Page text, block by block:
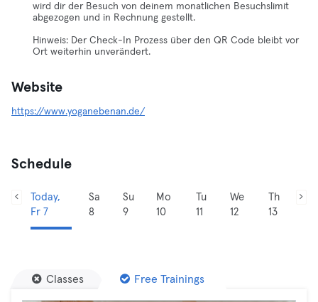
wird dir der Besuch von deinem monatlichen Besuchslimit
abgezogen und in Rechnung gestellt.
Hinweis: Der Check-In Prozess über den QR Code bleibt vor
Ort weiterhin unverändert.
Website
https://www.yoganebenan.de/
Schedule
Today,
Fr 7
Sa
8
Su
9
Mo
10
Tu
11
We
12
Th
13
Classes Free Trainings